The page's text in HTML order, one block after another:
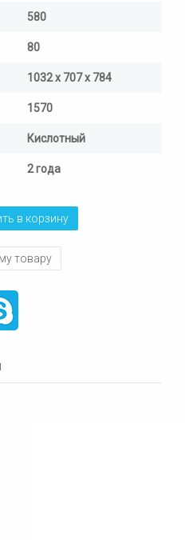
580
80
1032 x 707 x 784
1570
Кислотный
2 года
в корзину
товару